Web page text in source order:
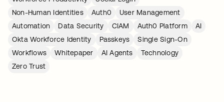
Non-Human Identities
Auth0
User Management
Automation
Data Security CIAM Auth0 Platform
AI
Okta Workforce Identity
Passkeys
Single Sign-On
Workflows
Whitepaper AI Agents
Technology
Zero Trust